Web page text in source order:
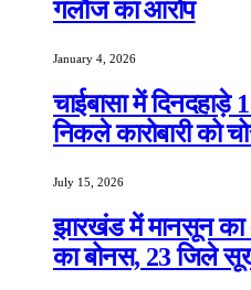
गलौज का आरोप
January 4, 2026
चाईबासा में
निकले कारोबारी को
July 15, 2026
झारखंड में मानसून का
का बोनस, 23 जिले